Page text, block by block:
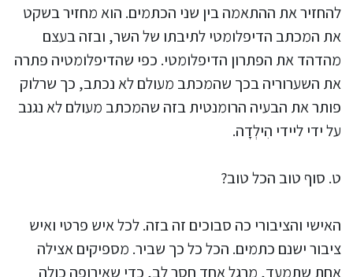
להחזיר את ההתאמה בין שני הכתמים. הוא מחזיר בשקט
את המכתב הדיפלומטי לתיבתו של השר, ובזה בעצם
מהדהד את הפתרון הדיפלומטי. כפי שהדיפלומטיה פתרה
את השערוריה בכך שהמכתב מעולם לא נכתב, כך שרלוק
פותר את הבעיה הרומנטית בזה שהמכתב מעולם לא נגנב
על ידי ליידי הִילְדָה.
ט. סוף טוב הכל טוב?
האישי והציבורי כה סבוכים זה בזה. לכל איש פרטי ואיש
ציבור ישנם כתמים. הכל כל כך שביר. מספיקים אצילה
אחת שתמעד, מרגל אחד חסר לב, כדי שאירופה כולה